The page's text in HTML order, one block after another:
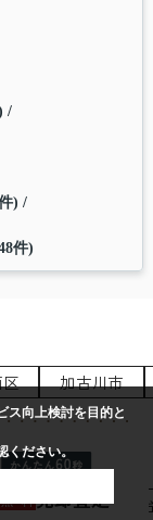
)
件)
加古川市
西二見 王塚
無 料売却査定
ス向上検討を目的と
ください。